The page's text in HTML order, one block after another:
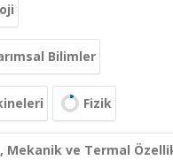
Bilimler
Fizik
Mekanik ve Termal